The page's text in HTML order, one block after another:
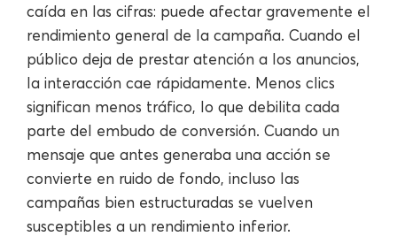
caída en las cifras: puede afectar gravemente el
rendimiento general de la campaña. Cuando el
público deja de prestar atención a los anuncios,
la interacción cae rápidamente. Menos clics
significan menos tráfico, lo que debilita cada
parte del embudo de conversión. Cuando un
mensaje que antes generaba una acción se
convierte en ruido de fondo, incluso las
campañas bien estructuradas se vuelven
susceptibles a un rendimiento inferior.